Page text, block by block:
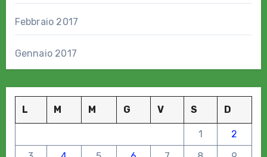
Febbraio 2017
Gennaio 2017
L M M G V S D
1
2